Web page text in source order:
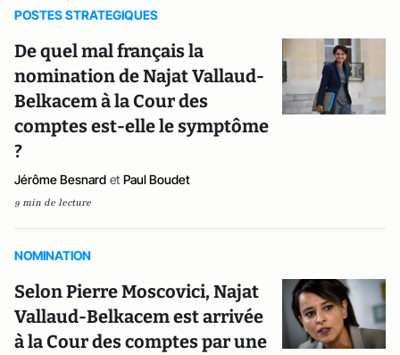
POSTES STRATEGIQUES
De quel mal français la
nomination de Najat Vallaud-
Belkacem à la Cour des
comptes est-elle le symptôme
?
Jérôme Besnard et Paul Boudet
9 min de lecture
NOMINATION
Selon Pierre Moscovici, Najat
Vallaud-Belkacem est arrivée
à la Cour des comptes par une